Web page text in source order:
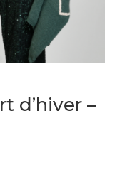
d’hiver –